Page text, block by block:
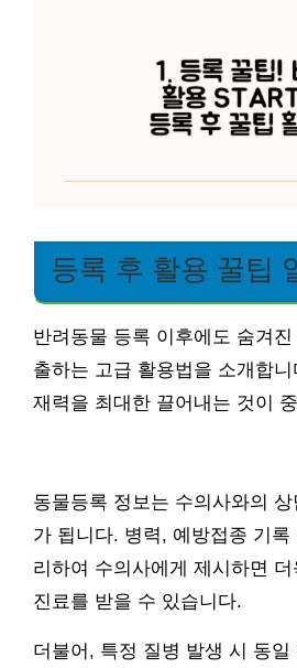
등록 후 활용 꿀팁
반려동물 등록 이후에도 숨겨
출하는 고급 활용법을 소개합
재력을 최대한 끌어내는 것이
동물등록 정보는 수의사와의
가 됩니다. 병력, 예방접종 기록
리하여 수의사에게 제시하면
진료를 받을 수 있습니다.
더불어, 특정 질병 발생 시 동